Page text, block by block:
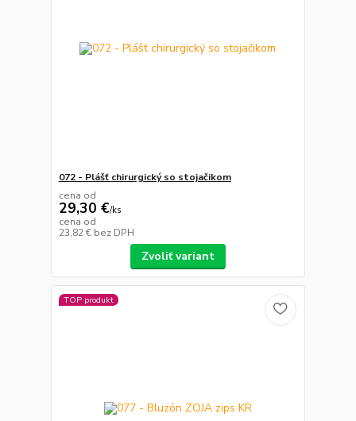
072 - Plášť chirurgický so stojačikom
cena od
29,30 €/ks
cena od
23,82 € bez DPH
Zvoliť variant
TOP produkt